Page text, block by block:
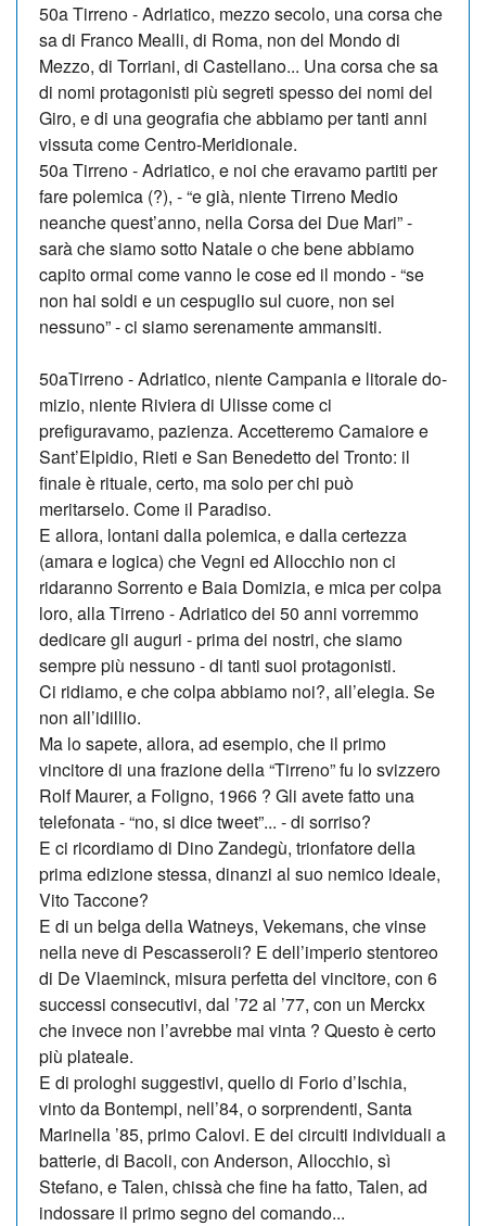
50a Tirreno - Adria­ti­co, mezzo secolo, una corsa che
sa di Franco Mealli, di Roma, non del Mondo di
Mezzo, di Tor­ria­ni, di Castellano... Una corsa che sa
di nomi protagonisti più segreti spesso dei nomi del
Gi­ro, e di una geografia che ab­bia­mo per tanti anni
vissuta co­me Centro-Meridionale.
50a Tirreno - Adriatico, e noi che eravamo partiti per
fare po­lemica (?), - “e già, niente Tir­re­no Medio
neanche quest’anno, nella Corsa dei Due Mari” -
sarà che siamo sotto Natale o che bene abbiamo
capito ormai come vanno le cose ed il mon­do - “se
non hai soldi e un ce­spuglio sul cuore, non sei
nessuno” - ci siamo serenamente ammansiti.
50aTirreno - Adriati­co, niente Cam­pa­nia e litorale do­
mi­zio, niente Riviera di Ulis­se come ci
prefiguravamo, pa­zienza. Accetteremo Camaiore e
Sant’Elpidio, Rieti e San Be­ne­detto del Tronto: il
finale è rituale, certo, ma solo per chi può
meritarselo. Come il Pa­ra­diso.
E allora, lontani dalla polemica, e dalla certezza
(amara e lo­gica) che Vegni ed Allocchio non ci
ridaranno Sorrento e Ba­ia Domizia, e mica per colpa
loro, alla Tirreno - Adriatico dei 50 anni vorremmo
dedicare gli auguri - prima dei nostri, che siamo
sempre più nessuno - di tanti suoi protagonisti.
Ci ridiamo, e che colpa abbiamo noi?, all’elegia. Se
non all’idillio.
Ma lo sapete, allora, ad esempio, che il primo
vincitore di una frazione della “Tirreno” fu lo svizzero
Rolf Maurer, a Fo­ligno, 1966 ? Gli avete fatto una
telefonata - “no, si dice tweet”... - di sorriso?
E ci ricordiamo di Dino Zan­de­gù, trionfatore della
prima edizione stessa, dinanzi al suo nemico ideale,
Vito Taccone?
E di un belga della Watneys, Ve­kemans, che vinse
nella neve di Pescasseroli? E dell’imperio stentoreo
di De Vlaeminck, mi­sura perfetta del vincitore, con 6
successi consecutivi, dal ’72 al ’77, con un Merckx
che invece non l’avrebbe mai vinta ? Questo è certo
più plateale.
E di prologhi suggestivi, quello di Forio d’Ischia,
vinto da Bon­tempi, nell’84, o sorprendenti, Santa
Marinella ’85, primo Ca­lovi. E dei circuiti individuali a
batterie, di Bacoli, con An­der­son, Allocchio, sì
Stefano, e Ta­len, chissà che fine ha fatto, Talen, ad
indossare il primo se­gno del comando...